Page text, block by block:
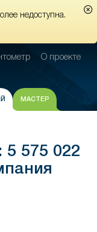
О проекте
О проекте
МАСТЕР
5 575 022
недоступна.